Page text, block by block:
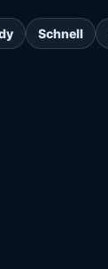
Schnell